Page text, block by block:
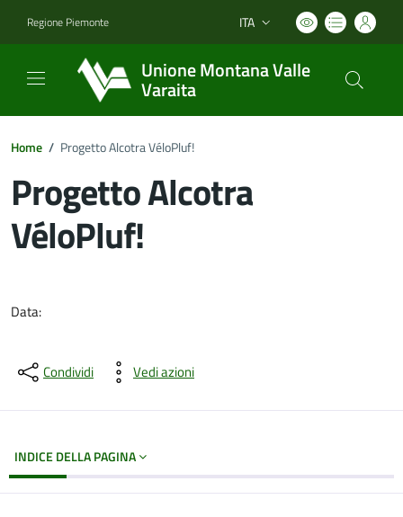
Regione Piemonte Lingua attiva:
ITA
Unione Montana Valle
Varaita
Home / Progetto Alcotra VéloPluf!
Progetto Alcotra
VéloPluf!
Data:
Condividi Vedi azioni
INDICE DELLA PAGINA